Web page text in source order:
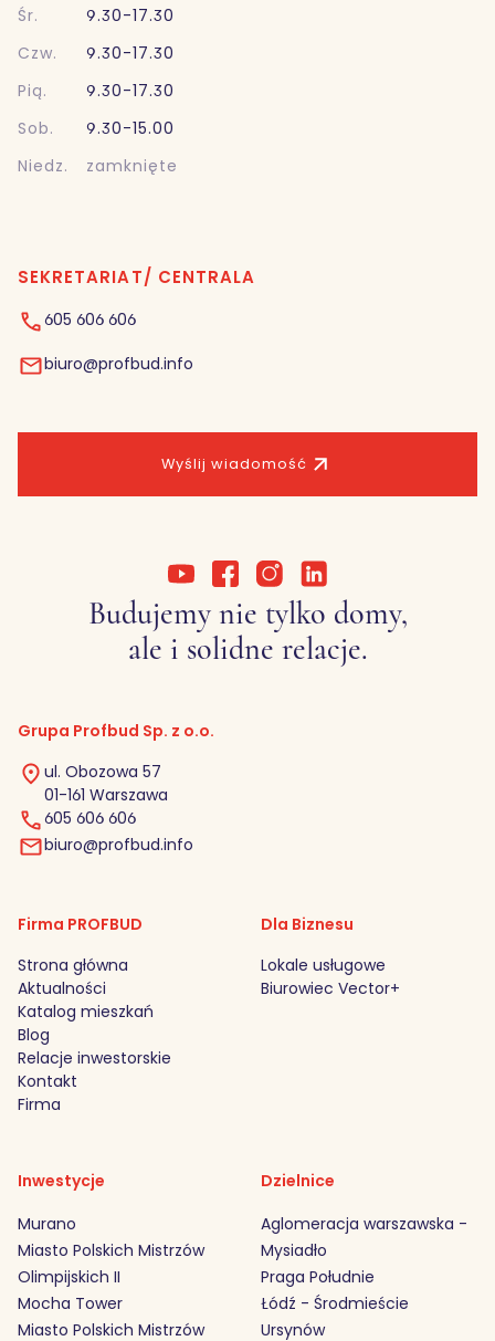
Wyślij wiadomość
Śr.
9.30-17.30
Czw.
9.30-17.30
Pią.
9.30-17.30
Sob.
9.30-15.00
Niedz.
zamknięte
SEKRETARIAT/ CENTRALA
605 606 606
biuro@profbud.info
Budujemy nie tylko domy,
ale i solidne relacje.
Grupa Profbud Sp. z o.o.
ul. Obozowa 57
01-161 Warszawa
605 606 606
biuro@profbud.info
Firma PROFBUD
Strona główna
Aktualności
Katalog mieszkań
Blog
Relacje inwestorskie
Kontakt
Firma
Dla Biznesu
Lokale usługowe
Biurowiec Vector+
Inwestycje
Murano
Miasto Polskich Mistrzów
Olimpijskich II
Mocha Tower
Miasto Polskich Mistrzów
Dzielnice
Aglomeracja warszawska -
Mysiadło
Praga Południe
Łódź - Środmieście
Ursynów